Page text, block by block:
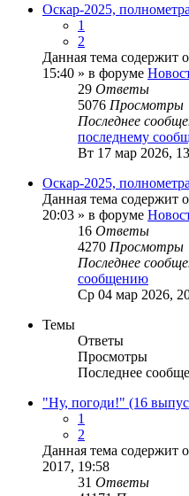
Оскар-2025,
1
2
Данная тема содержит
15:40 » в форуме
29 Ответы
5076 Просмотры
Последнее
последнему
Вт 17 мар 2026,
Оскар-2025,
Данная тема содержит
20:03 » в форуме
16 Ответы
4270 Просмотры
Последнее
сообщению
Ср 04 мар 2026,
Темы
Ответы
Просмотры
Последнее
"Ну, погоди!" (16
1
2
Данная тема содержит
2017, 19:58
31 Ответы